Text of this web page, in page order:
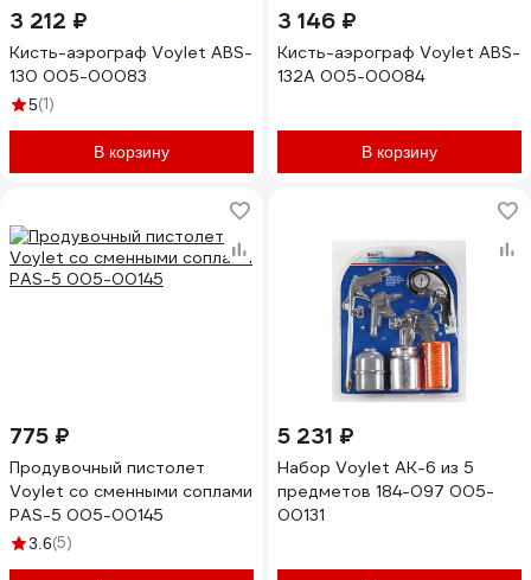
3 212 ₽
Кисть-аэрограф Voylet ABS-
130 005-00083
5(1)
В корзину
3 146 ₽
Кисть-аэрограф Voylet ABS-
132А 005-00084
В корзину
775 ₽
Продувочный пистолет
Voylet со сменными соплами
PАS-5 005-00145
3.6(5)
5 231 ₽
Набор Voylet АК-6 из 5
предметов 184-097 005-
00131